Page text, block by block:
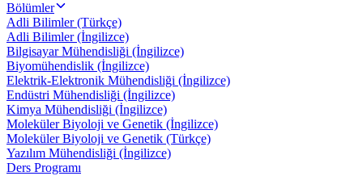
Bölümler
Adli Bilimler (Türkçe)
Adli Bilimler (İngilizce)
Bilgisayar Mühendisliği (İngilizce)
Biyomühendislik (İngilizce)
Elektrik-Elektronik Mühendisliği (İngilizce)
Endüstri Mühendisliği (İngilizce)
Kimya Mühendisliği (İngilizce)
Moleküler Biyoloji ve Genetik (İngilizce)
Moleküler Biyoloji ve Genetik (Türkçe)
Yazılım Mühendisliği (İngilizce)
Ders Programı